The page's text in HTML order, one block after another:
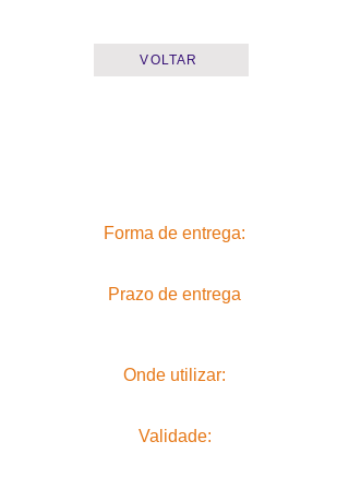
VOLTAR
Forma de entrega:
Prazo de entrega
Onde utilizar:
Validade: